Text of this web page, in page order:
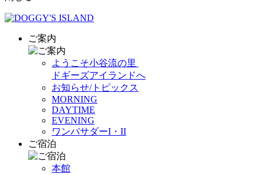
ご案内
ようこそ小谷流の里
ドギーズアイランドへ
お知らせ/トピックス
MORNING
DAYTIME
EVENING
ワンバサダーI・II
ご宿泊
本館